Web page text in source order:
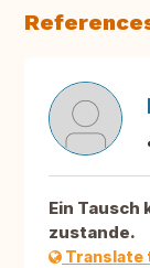
Ein Tausch
zustande.
Translate